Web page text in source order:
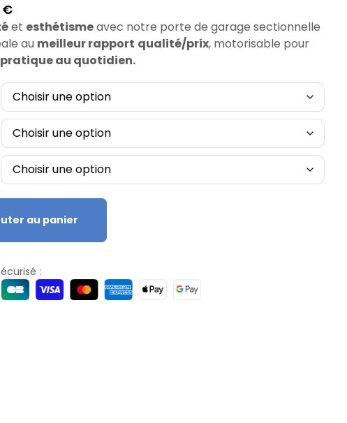
€
et esthétismeavec notre porte de garage sectionnelle
au meilleur rapport qualité/prix, motorisable pour
au quotidien.
au panier
: